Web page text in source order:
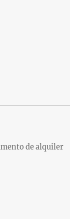
de alquiler